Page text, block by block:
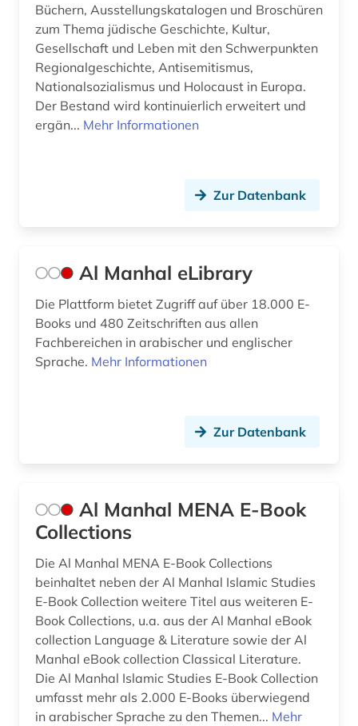
evangelische kirche der pfalz (1)
evangelische kirche in berlin-brandenburg (1)
evangelische kirche in hessen und nassau (1)
evangelische religion (1)
exegese (2)
fachinformationsdienst (1)
fachterminologie (1)
fachübergreifend (1)
festschrift (1)
fibel (1)
Büchern, Ausstellungskatalogen und Broschüren
zum Thema jüdische Geschichte, Kultur,
Gesellschaft und Leben mit den Schwerpunkten
Regionalgeschichte, Antisemitismus,
Nationalsozialismus und Holocaust in Europa.
Der Bestand wird kontinuierlich erweitert und
ergän... Mehr Informationen
Zur Datenbank
Al Manhal eLibrary
Die Plattform bietet Zugriff auf über 18.000 E-
Books und 480 Zeitschriften aus allen
Fachbereichen in arabischer und englischer
Sprache. Mehr Informationen
Zur Datenbank
Al Manhal MENA E-Book
Collections
Die Al Manhal MENA E-Book Collections
beinhaltet neben der Al Manhal Islamic Studies
E-Book Collection weitere Titel aus weiteren E-
Book Collections, u.a. aus der Al Manhal eBook
collection Language & Literature sowie der Al
Manhal eBook collection Classical Literature.
Die Al Manhal Islamic Studies E-Book Collection
umfasst mehr als 2.000 E-Books überwiegend
in arabischer Sprache zu den Themen... Mehr